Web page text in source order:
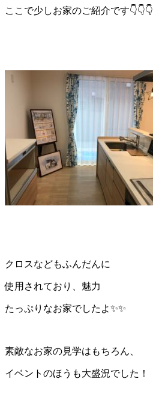
ここで少しお家のご紹介です👇👇👇
クロスなどもふんだんに
使用されており、魅力
たっぷりなお家でしたよ✨✨
素敵なお家の見学はもちろん、
イベントのほうも大盛況でした！